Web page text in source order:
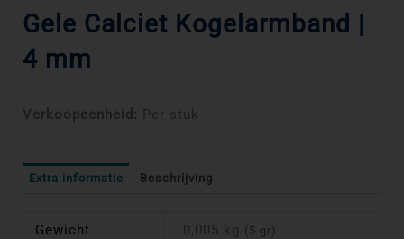
Gele Calciet Kogelarmband |
4 mm
Verkoopeenheid: Per stuk
Extra informatie Beschrijving
Gewicht 0,005 kg (5 gr)